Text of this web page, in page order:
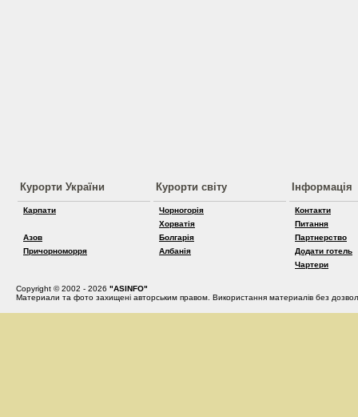
Курорти України
Карпати
Азов
Причорноморря
Курорти світу
Чорногорія
Хорватія
Болгарія
Албанія
Інформація
Контакти
Питання
Партнерство
Додати готель
Чартери
Copyright © 2002 - 2026 "ASINFO"
Материали та фото захищені авторським правом. Використання материалів без